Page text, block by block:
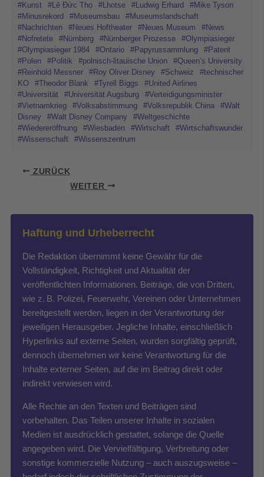
#Kunst
#Lê Đức Thọ #Lhotse #Ludwig Erhard
#Mike Tyson
#Minusrekord
#Museumsbau
#Museumslandschaft
#Nachrichten
#Neues Hoftheater #Neues Museum
#News
#Nofretete
#Nürnberg #Nürnberger Prozesse
#Olympiasieger
#Olympiasieger 1984
#Ontario #Papyrussammlung
#Patent
#Polen
#Politik #polnisch-litauische Union
#Queen’s University
#Reinhold Messner
#Roy Oliver Disney #Schweiz
#technischer
KO
#Theodor Blank #Tyrell Biggs
#United Airlines
#Universität
#Universität Augsburg
#Verteidigungsminister
#Vietnamkrieg
#Volksabstimmung #Volksrepublik China
#Walt
Disney
#Walt Disney Company
#Weltgeschichte
#Wiedereröffnung
#Wiesbaden #Wirtschaft
#Wirtschaftswunder
#Wissenschaft
#Wissenszentrum
ZURÜCK
WEITER
Haftung und Urheberrecht
Die Redaktion übernimmt keine Gewähr für die
Vollständigkeit, Richtigkeit und Aktualität der
veröffentlichten Informationen. Beiträge, die von Dritten,
wie z. B. Polizei, Feuerwehr, Vereinen oder Unternehmen
bereitgestellt werden, liegen in der Verantwortung der
jeweiligen Herausgeber. Jegliche Inhalte, einschließlich
Hyperlinks auf externe Seiten, wurden sorgfältig geprüft,
dennoch übernehmen wir keine Verantwortung für die
Inhalte externer Seiten, auf die im Beitrag direkt oder
indirekt verwiesen wird.
Alle Rechte an den Texten und Beiträgen sind
vorbehalten. Das Teilen unserer Inhalte in sozialen
Medien ist ausdrücklich gestattet, solange die Quelle
angegeben wird. Die Vervielfältigung, Verbreitung oder
sonstige kommerzielle Nutzung – auch auszugsweise –